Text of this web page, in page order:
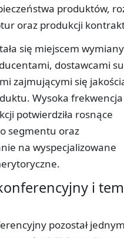
produktów,
oraz produkcji
się miejscem
dostawcami
zajmującymi się
Wysoka frekwencja
potwierdziła rosnące
segmentu oraz
na wyspecjalizowane
i
pozostał